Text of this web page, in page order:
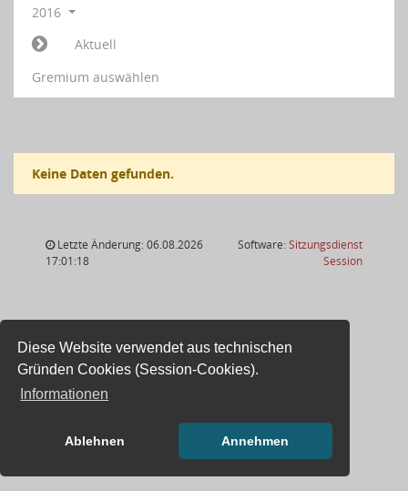
Diese Website verwendet aus technischen
Gründen Cookies (Session-Cookies).
Informationen
Ablehnen Annehmen
2016
Aktuell
Gremium auswählen
Keine Daten gefunden.
Letzte Änderung: 06.08.2026
17:01:18
Software:Sitzungsdienst
Session(Wird in